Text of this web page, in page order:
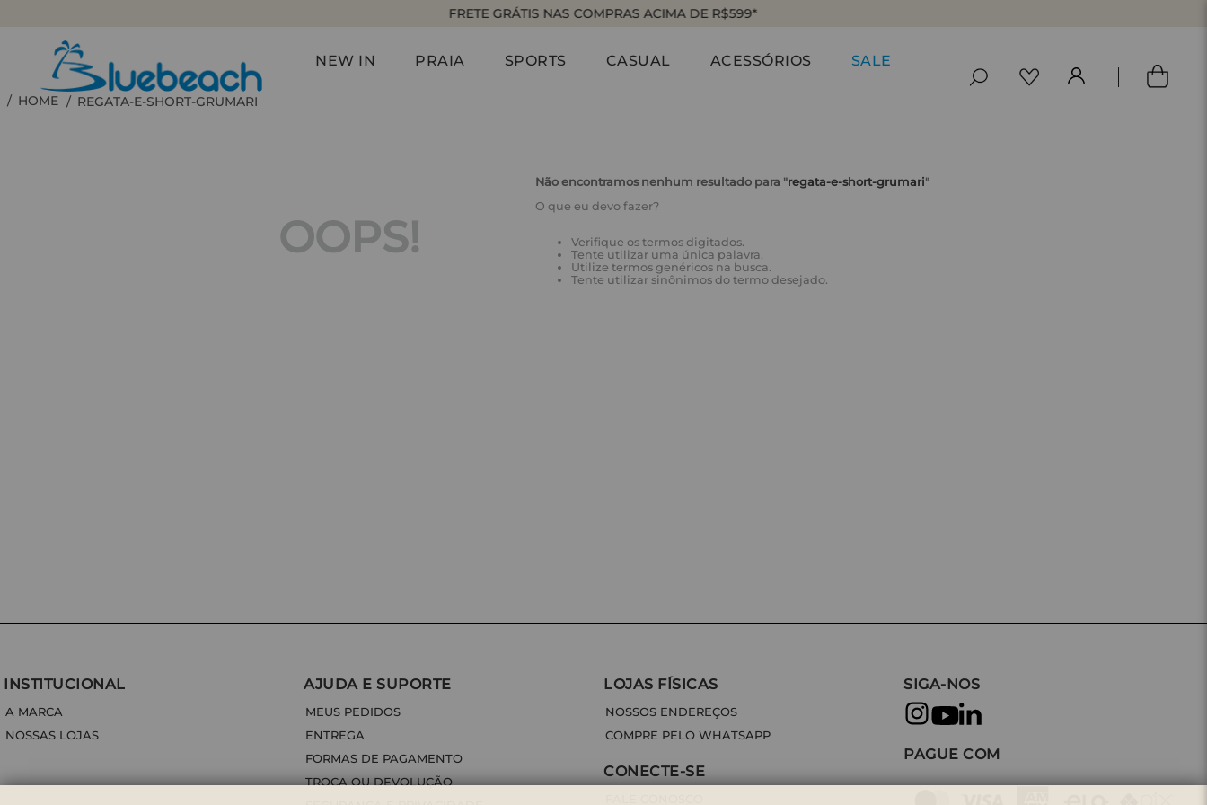
FRETE GRÁTIS NAS COMPRAS ACIMA DE R$599*
NEW IN PRAIA SPORTS CASUAL ACESSÓRIOS SALE
REGATA-E-SHORT-GRUMARI
OOPS!
Não encontramos nenhum resultado para "regata-e-short-grumari"
O que eu devo fazer?
Verifique os termos digitados.
Tente utilizar uma única palavra.
Utilize termos genéricos na busca.
Tente utilizar sinônimos do termo desejado.
INSTITUCIONAL
A MARCA
NOSSAS LOJAS
AJUDA E SUPORTE
MEUS PEDIDOS
ENTREGA
FORMAS DE PAGAMENTO
TROCA OU DEVOLUÇÃO
LOJAS FÍSICAS
NOSSOS ENDEREÇOS
COMPRE PELO WHATSAPP
CONECTE-SE
SIGA-NOS
PAGUE COM